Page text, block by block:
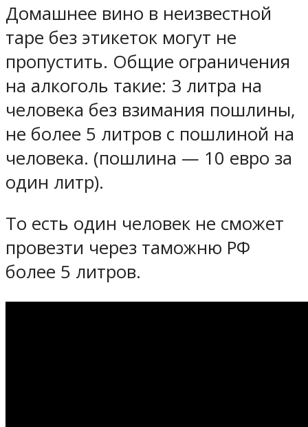
Домашнее вино в неизвестной
таре без этикеток могут не
пропустить. Общие ограничения
на алкоголь такие: 3 литра на
человека без взимания пошлины,
не более 5 литров с пошлиной на
человека. (пошлина — 10 евро за
один литр).
То есть один человек не сможет
провезти через таможню РФ
более 5 литров.